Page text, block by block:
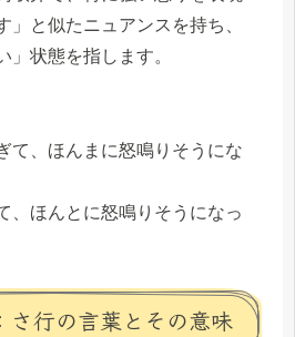
」と似たニュアンスを持ち、
」状態を指します。
て、ほんまに怒鳴りそうにな
、ほんとに怒鳴りそうになっ
さ行の言葉とその意味